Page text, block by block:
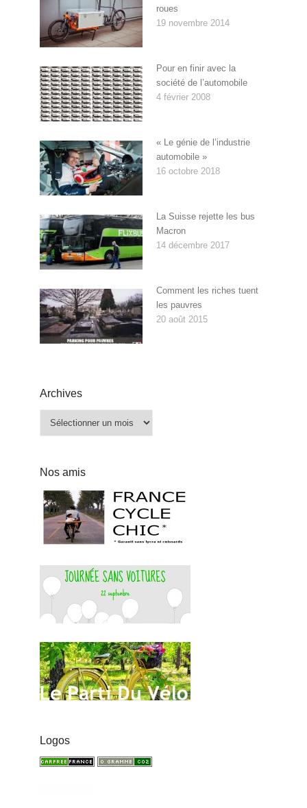
roues
19 novembre 2014
Pour en finir avec la
société de l’automobile
4 février 2008
« Le génie de l’industrie
automobile »
16 octobre 2018
La Suisse rejette les bus
Macron
14 décembre 2017
Comment les riches tuent
les pauvres
20 août 2015
Archives
Archives
Nos amis
Logos